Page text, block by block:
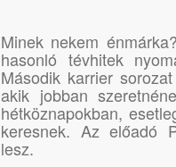
Minek nekem
hasonló tévhitek
Második karrier
akik jobban
hétköznapokban,
keresnek. Az előadó
lesz.